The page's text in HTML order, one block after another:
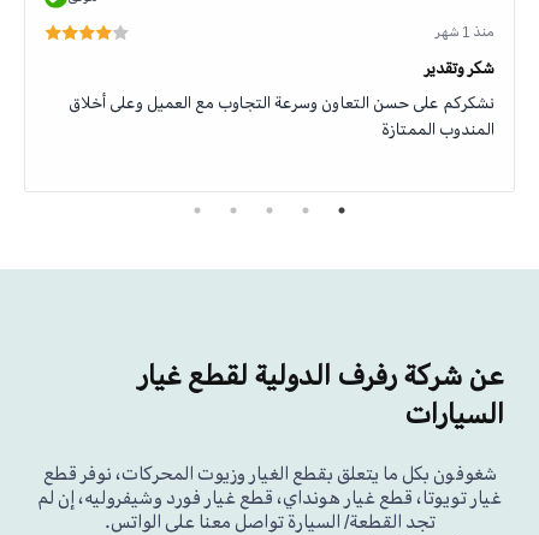
منذ 1 شهر
شكر وتقدير
نشكركم على حسن التعاون وسرعة التجاوب مع العميل وعلى أخلاق
المندوب الممتازة
عن شركة رفرف الدولية لقطع غيار
السيارات
شغوفون بكل ما يتعلق بقطع الغيار وزيوت المحركات، نوفر قطع
غيار تويوتا، قطع غيار هونداي، قطع غيار فورد وشيفروليه، إن لم
تجد القطعة/ السيارة تواصل معنا على الواتس.